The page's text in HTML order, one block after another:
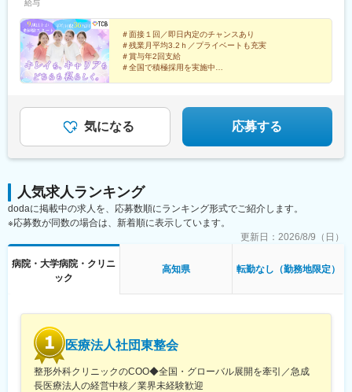
院、長野院、松本院、山梨甲府駅前院 など【近畿】梅田大阪駅
前院、大阪阪急梅田駅前院、枚方院、天王寺院、堺院、なんば
院、心斎橋院、京都駅前院、奈良院、和歌山院、四日市院 など
【中四国】広島院、福山院、松山院、高松院、高知院、徳島院、
松江院、周南徳山駅ビル院 など【九州・沖縄】小倉院、佐賀
煙対策】屋内原則禁煙
駅、さっぽろ駅、あおば通駅、福島駅(福島県)、郡山駅(福島県)、
青森駅、盛岡駅、山形駅、秋田駅、矢場町駅、近鉄名古屋駅、金
山駅(愛知県)、豊田市駅、駅前大通駅、名鉄岐阜駅、静岡駅、新浜
松駅、三島広小路駅、長野駅、松本駅、北鉄金沢駅、新潟駅、近
鉄四日市駅、電鉄富山駅、福井駅、甲府駅、東梅田駅、大阪難波
前駅、西梅田駅、心斎橋駅、京都駅、烏丸駅、三ノ宮駅、姫路
駅、近鉄奈良駅、和歌山駅、草津駅(滋賀県)、徳山駅、立町駅、福
院下駅、東池袋駅、日比谷駅、銀座駅、岩本町駅、立川駅、京王
八王子駅、高輪台駅、奥沢駅、神奈川駅、平沼橋駅、京急川崎
駅、石上駅、新越谷駅、宇都宮駅東口駅、新千葉駅、栄町駅(千葉
県)、船橋駅、札幌駅、仙台駅(地下鉄)、曽根田駅、栄駅(愛知県)、
浜松駅、三島田町駅、市役所前駅(長野県)、金沢駅、あすなろう四
日市駅、電鉄富山駅・エスタ前駅、福井駅(福井県)、大阪梅田駅
(阪神線)、なんば駅(地下鉄)、高槻駅、梅田駅(地下鉄)、宮之阪
島県)、高松築港駅、高知橋駅、眉山ロープウェイ山麓駅、天神
駅、小倉駅(福岡県)、東比恵駅、鹿児島中央駅、水道町駅、五島町
駅、旭橋駅、西早稲田駅、末広町駅(東京都)、立川南駅、高輪ゲー
トウェイ駅、九品仏駅、新高島駅、東宿郷駅、葭川公園駅、大神
給与
＃面接１回／即日内定のチャンスあり
＃残業月平均3.2ｈ／プライベートも充実
＃賞与年2回支給
＃全国で積極採用を実施中
スよく実現できます！
気になる 応募する
人気求人ランキング
dodaに掲載中の求人を、応募数順にランキング形式でご紹介します。
※応募数が同数の場合は、新着順に表示しています。
更新日： 2026/8/9（日）
病院・大学病院・クリニ
ック
高知県 転勤なし（勤務地限定）
医療法人社団東整会
整形外科クリニックのCOO◆全国・グローバル展開を牽引／急成
長医療法人の経営中核／業界未経験歓迎